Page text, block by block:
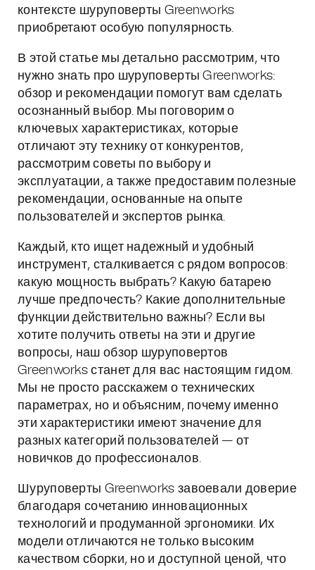
контексте шуруповерты Greenworks
приобретают особую популярность.
В этой статье мы детально рассмотрим, что
нужно знать про шуруповерты Greenworks:
обзор и рекомендации помогут вам сделать
осознанный выбор. Мы поговорим о
ключевых характеристиках, которые
отличают эту технику от конкурентов,
рассмотрим советы по выбору и
эксплуатации, а также предоставим полезные
рекомендации, основанные на опыте
пользователей и экспертов рынка.
Каждый, кто ищет надежный и удобный
инструмент, сталкивается с рядом вопросов:
какую мощность выбрать? Какую батарею
лучше предпочесть? Какие дополнительные
функции действительно важны? Если вы
хотите получить ответы на эти и другие
вопросы, наш обзор шуруповертов
Greenworks станет для вас настоящим гидом.
Мы не просто расскажем о технических
параметрах, но и объясним, почему именно
эти характеристики имеют значение для
разных категорий пользователей — от
новичков до профессионалов.
Шуруповерты Greenworks завоевали доверие
благодаря сочетанию инновационных
технологий и продуманной эргономики. Их
модели отличаются не только высоким
качеством сборки, но и доступной ценой, что